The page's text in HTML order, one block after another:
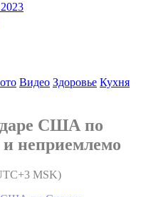
Видео Здоровье Кухня
США по
неприемлемо
MSK)